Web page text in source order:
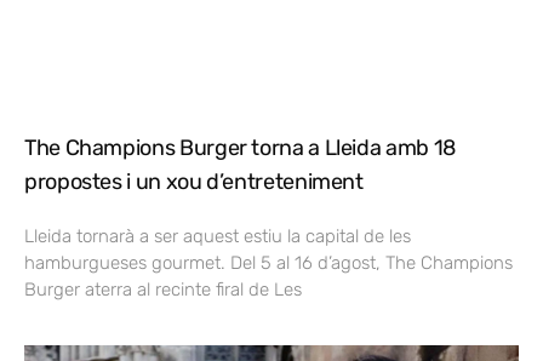
The Champions Burger torna a Lleida amb 18
propostes i un xou d’entreteniment
Lleida tornarà a ser aquest estiu la capital de les
hamburgueses gourmet. Del 5 al 16 d’agost, The Champions
Burger aterra al recinte firal de Les